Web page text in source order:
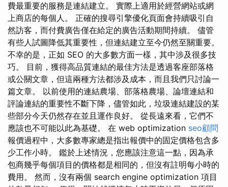
費最重要的服務是連結建立。 實際上適用於經營網站或網
上商店的每個人。 正確的搜尋引擎優化頁面會持續吸引自
然訪客，而付費廣告僅在給定的廣告活動期間持續。 儘管
有些人試圖降低其重要性，但連結建立至今仍然至關重要。
不幸的是，正如 SEO 的大多數方面一樣，其中涉及很多技
巧。 目前，獲得高品質連結的最佳方法是透過客座部落格
或公關文章，但這兩種方法都涉及成本，而且我們只討論一
篇文章。 以前使用的連結農場、部落格農場、論壇連結和
評論連結的重要性不斷下降，儘管如此，垃圾連結建設的某
些部分今天仍然存在並且運作良好。 從長遠來看，它們不
應該也不可能以此為基礎。 在 web optimization seo顧問
報價過程中，大多數專家總是指出報價中的固定價格包含多
少工作小時。 鑑於上述情況，您應該注意這一點，因為承
包商幾乎每個項目的價格都是相同的，但沒有註明每小時的
費用。 然而，沒有兩個 search engine optimization 項目